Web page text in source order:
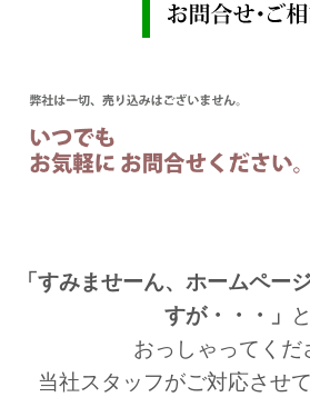
「すみませーん、ホームペー
すが・・・」
おっしゃってくだ
当社スタッフがご対応させ